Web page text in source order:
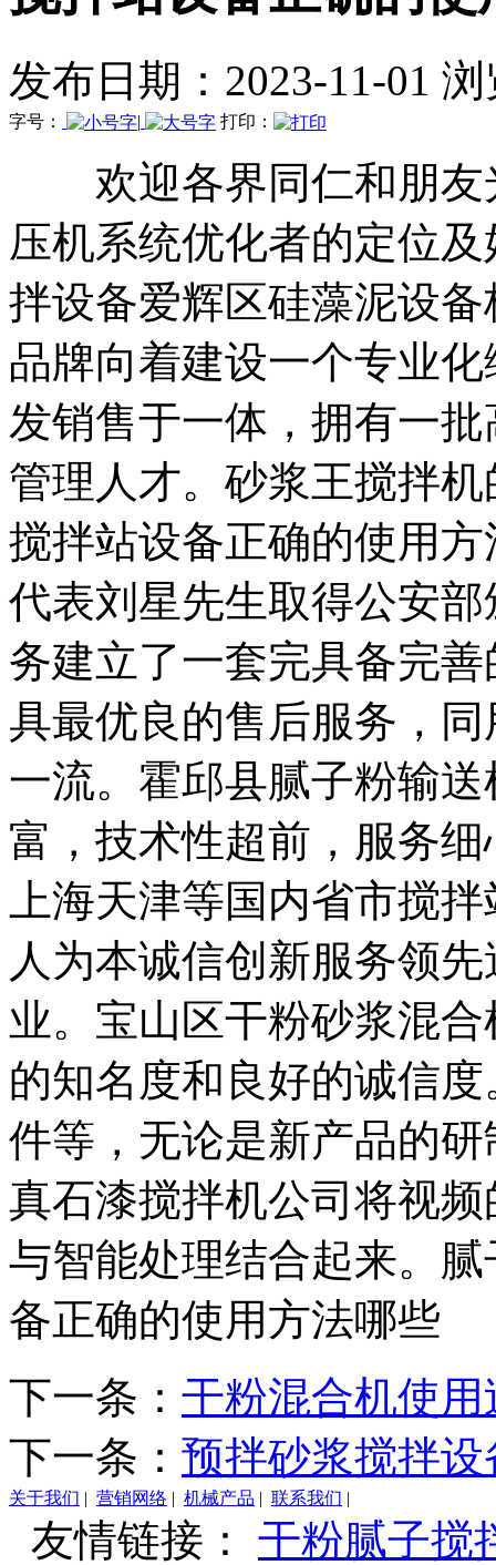
发布日期：2023-11-01
字号： | 打印：
欢迎各界同仁和朋友
压机系统优化者的定位
拌设备爱辉区硅藻泥设
品牌向着建设一个专业
发销售于一体，拥有一
管理人才。砂浆王搅拌
搅拌站设备正确的使用
代表刘星先生取得公安
务建立了一套完具备完
具最优良的售后服务，
一流。霍邱县腻子粉输
富，技术性超前，服务
上海天津等国内省市搅
人为本诚信创新服务领
业。宝山区干粉砂浆混
的知名度和良好的诚信
件等，无论是新产品的
真石漆搅拌机公司将视
与智能处理结合起来。
备正确的使用方法哪些
下一条： 干粉混合机使
下一条： 预拌砂浆搅拌
关于我们 | 营销网络 | 机械产品 | 联系我们 |
友情链接： 干粉腻子搅